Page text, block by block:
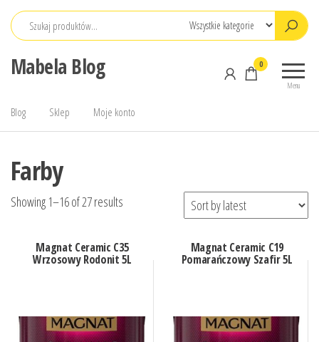
Przejdź
Mabela Blog
Menu
0
Blog Sklep Moje konto
Farby
Showing 1–16 of 27 results
Magnat Ceramic C35
Wrzosowy Rodonit 5L
Magnat Ceramic C19
Pomarańczowy Szafir 5L